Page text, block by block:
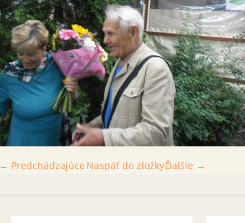
← Predchádzajúce Ďalšie →
Naspäť do zložky